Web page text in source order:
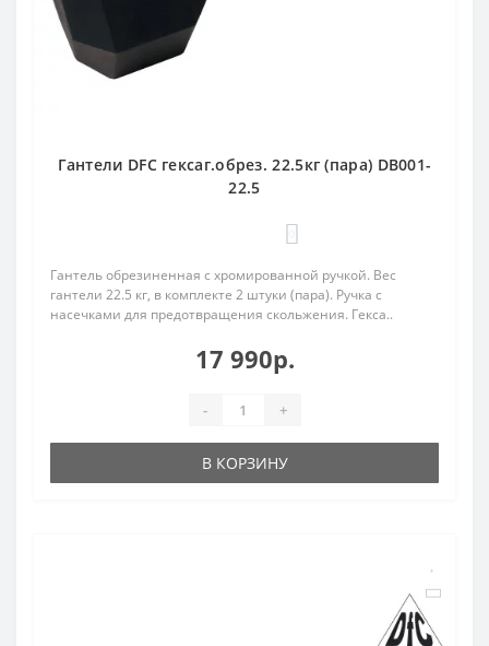
Гантели DFC гексаг.обрез. 22.5кг (пара) DB001-
22.5
Гантель обрезиненная с хромированной ручкой. Вес
гантели 22.5 кг, в комплекте 2 штуки (пара). Ручка с
насечками для предотвращения скольжения. Гекса..
17 990р.
- +
В КОРЗИНУ